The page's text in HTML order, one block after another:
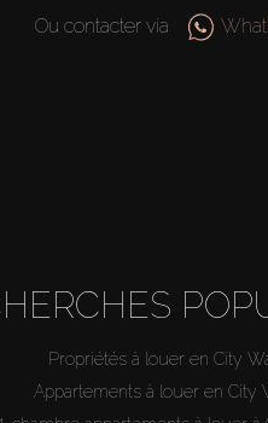
Ou contacter via
Propriétés à louer en City
Appartements à louer en City